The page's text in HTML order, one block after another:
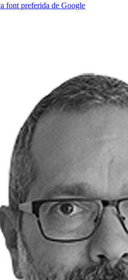
font preferida de Google